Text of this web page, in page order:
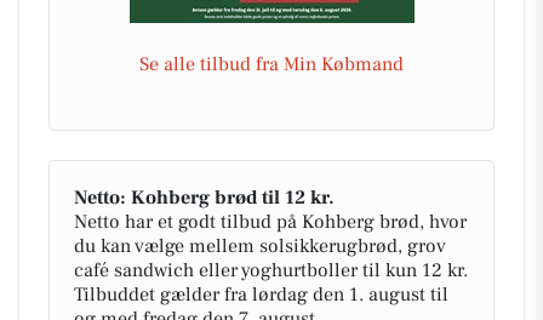
Se alle tilbud fra Min Købmand
Netto: Kohberg brød til 12 kr.
Netto har et godt tilbud på Kohberg brød, hvor
du kan vælge mellem solsikkerugbrød, grov
café sandwich eller yoghurtboller til kun 12 kr.
Tilbuddet gælder fra lørdag den 1. august til